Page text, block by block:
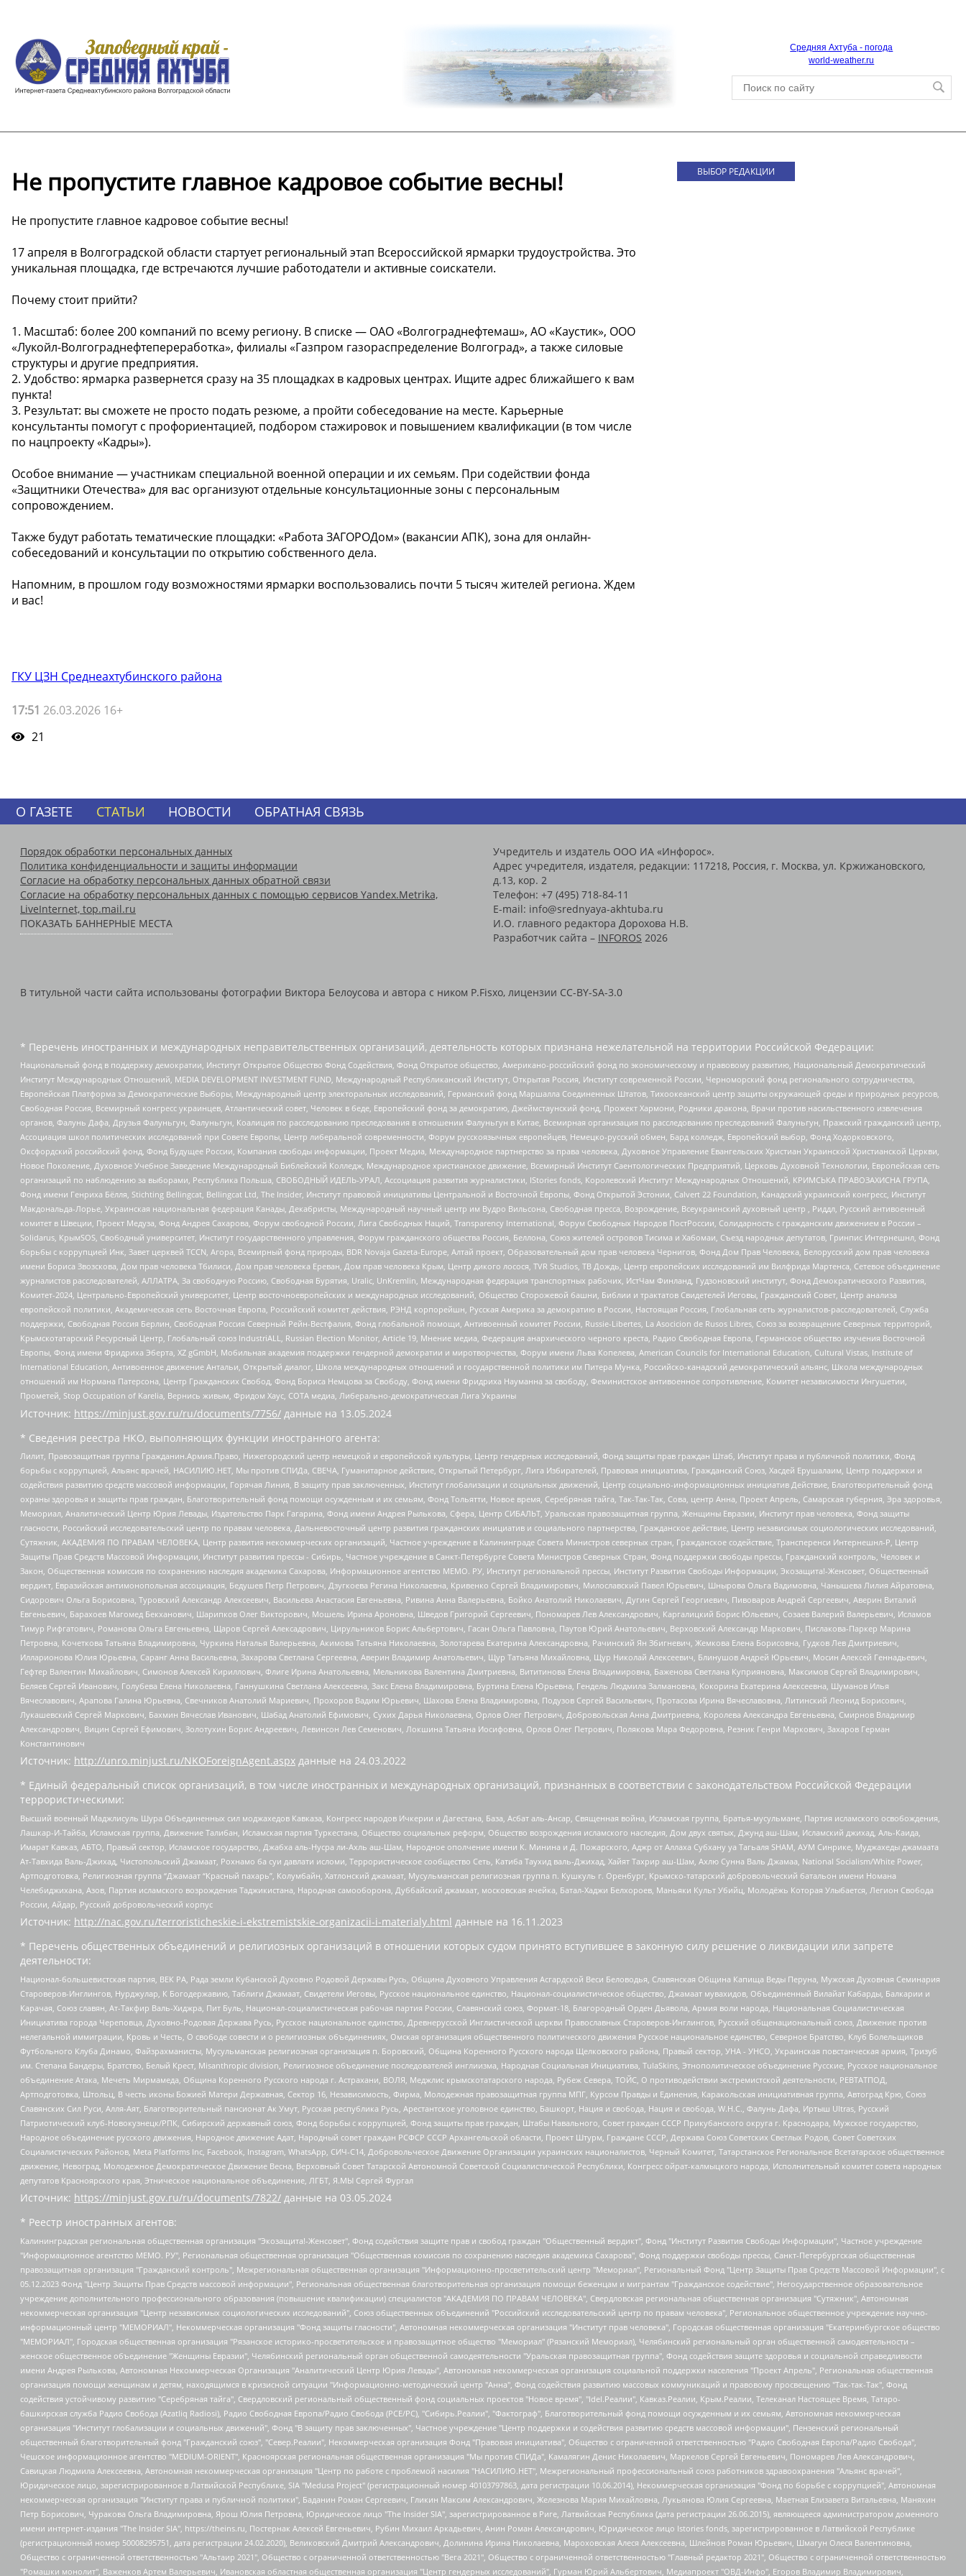
Средняя Ахтуба - погода
world-weather.ru
Не пропустите главное кадровое событие весны!
Не пропустите главное кадровое событие весны!
17 апреля в Волгоградской области стартует региональный этап Всероссийской ярмарки трудоустройства. Это
уникальная площадка, где встречаются лучшие работодатели и активные соискатели.
Почему стоит прийти?
1. Масштаб: более 200 компаний по всему региону. В списке — ОАО «Волгограднефтемаш», АО «Каустик», ООО
«Лукойл-Волгограднефтепереработка», филиалы «Газпром газораспределение Волгоград», а также силовые
структуры и другие предприятия.
2. Удобство: ярмарка развернется сразу на 35 площадках в кадровых центрах. Ищите адрес ближайшего к вам
пункта!
3. Результат: вы сможете не просто подать резюме, а пройти собеседование на месте. Карьерные
консультанты помогут с профориентацией, подбором стажировок и повышением квалификации (в том числе
по нацпроекту «Кадры»).
Особое внимание — участникам специальной военной операции и их семьям. При содействии фонда
«Защитники Отечества» для вас организуют отдельные консультационные зоны с персональным
сопровождением.
Также будут работать тематические площадки: «Работа ЗАГОРОДом» (вакансии АПК), зона для онлайн-
собеседований и консультации по открытию собственного дела.
Напомним, в прошлом году возможностями ярмарки воспользовались почти 5 тысяч жителей региона. Ждем
и вас!
ГКУ ЦЗН Среднеахтубинского района
17:51 26.03.2026 16+
21
ВЫБОР РЕДАКЦИИ
О ГАЗЕТЕ СТАТЬИ НОВОСТИ ОБРАТНАЯ СВЯЗЬ
Порядок обработки персональных данных
Политика конфиденциальности и защиты информации
Согласие на обработку персональных данных обратной связи
Согласие на обработку персональных данных с помощью сервисов Yandex.Metrika,
LiveInternet, top.mail.ru
ПОКАЗАТЬ БАННЕРНЫЕ МЕСТА
Учредитель и издатель ООО ИА «Инфорос».
Адрес учредителя, издателя, редакции: 117218, Россия, г. Москва, ул. Кржижановского,
д.13, кор. 2
Телефон: +7 (495) 718-84-11
E-mail: info@srednyaya-akhtuba.ru
И.О. главного редактора Дорохова Н.В.
Разработчик сайта – INFOROS 2026
В титульной части сайта использованы фотографии Виктора Белоусова и автора с ником P.Fisxo, лицензии CC-BY-SA-3.0
* Перечень иностранных и международных неправительственных организаций, деятельность которых признана нежелательной на территории Российской Федерации:
Национальный фонд в поддержку демократии, Институт Открытое Общество Фонд Содействия, Фонд Открытое общество, Американо-российский фонд по экономическому и правовому развитию, Национальный Демократический
Институт Международных Отношений, MEDIA DEVELOPMENT INVESTMENT FUND, Международный Республиканский Институт, Открытая Россия, Институт современной России, Черноморский фонд регионального сотрудничества,
Европейская Платформа за Демократические Выборы, Международный центр электоральных исследований, Германский фонд Маршалла Соединенных Штатов, Тихоокеанский центр защиты окружающей среды и природных ресурсов,
Свободная Россия, Всемирный конгресс украинцев, Атлантический совет, Человек в беде, Европейский фонд за демократию, Джеймстаунский фонд, Прожект Хармони, Родники дракона, Врачи против насильственного извлечения
органов, Фалунь Дафа, Друзья Фалуньгун, Фалуньгун, Коалиция по расследованию преследования в отношении Фалуньгун в Китае, Всемирная организация по расследованию преследований Фалуньгун, Пражский гражданский центр,
Ассоциация школ политических исследований при Совете Европы, Центр либеральной современности, Форум русскоязычных европейцев, Немецко-русский обмен, Бард колледж, Европейский выбор, Фонд Ходорковского,
Оксфордский российский фонд, Фонд Будущее России, Компания свободы информации, Проект Медиа, Международное партнерство за права человека, Духовное Управление Евангельских Христиан Украинской Христианской Церкви,
Новое Поколение, Духовное Учебное Заведение Международный Библейский Колледж, Международное христианское движение, Всемирный Институт Саентологических Предприятий, Церковь Духовной Технологии, Европейская сеть
организаций по наблюдению за выборами, Республика Польша, СВОБОДНЫЙ ИДЕЛЬ-УРАЛ, Ассоциация развития журналистики, IStories fonds, Королевский Институт Международных Отношений, КРИМСЬКА ПРАВОЗАХИСНА ГРУПА,
Фонд имени Генриха Бёлля, Stichting Bellingcat, Bellingcat Ltd, The Insider, Институт правовой инициативы Центральной и Восточной Европы, Фонд Открытой Эстонии, Calvert 22 Foundation, Канадский украинский конгресс, Институт
Макдональда-Лорье, Украинская национальная федерация Канады, Декабристы, Международный научный центр им Вудро Вильсона, Свободная пресса, Возрождение, Всеукраинский духовный центр , Риддл, Русский антивоенный
комитет в Швеции, Проект Медуза, Фонд Андрея Сахарова, Форум свободной России, Лига Свободных Наций, Transparеncy International, Форум Свободных Народов ПостРоссии, Солидарность с гражданским движением в России –
Solidarus, КрымSOS, Свободный университет, Институт государственного управления, Форум гражданского общества Россия, Беллона, Союз жителей островов Тисима и Хабомаи, Съезд народных депутатов, Гринпис Интернешнл, Фонд
борьбы с коррупцией Инк, Завет церквей TCCN, Агора, Всемирный фонд природы, BDR Novaja Gazeta-Europe, Алтай проект, Образовательный дом прав человека Чернигов, Фонд Дом Прав Человека, Белорусский дом прав человека
имени Бориса Звозскова, Дом прав человека Тбилиси, Дом прав человека Ереван, Дом прав человека Крым, Центр дикого лосося, TVR Studios, ТВ Дождь, Центр европейских исследований им Вилфрида Мартенса, Сетевое объединение
журналистов расследователей, АЛЛАТРА, За свободную Россию, Свободная Бурятия, Uralic, UnKremlin, Международная федерация транспортных рабочих, ИстЧам Финланд, Гудзоновский институт, Фонд Демократического Развития,
Комитет-2024, Центрально-Европейский университет, Центр восточноевропейских и международных исследований, Общество Сторожевой башни, Библии и трактатов Свидетелей Иеговы, Гражданский Совет, Центр анализа
европейской политики, Академическая сеть Восточная Европа, Российский комитет действия, РЭНД корпорейшн, Русская Америка за демократию в России, Настоящая Россия, Глобальная сеть журналистов-расследователей, Служба
поддержки, Свободная Россия Берлин, Свободная Россия Северный Рейн-Вестфалия, Фонд глобальной помощи, Антивоенный комитет России, Russie-Libertes, La Asocicion de Rusos Libres, Союз за возвращение Северных территорий,
Крымскотатарский Ресурсный Центр, Глобальный союз IndustriALL, Russian Election Monitor, Article 19, Мнение медиа, Федерация анархического черного креста, Радио Свободная Европа, Германское общество изучения Восточной
Европы, Фонд имени Фридриха Эберта, XZ gGmbH, Мобильная академия поддержки гендерной демократии и миротворчества, Форум имени Льва Копелева, American Councils for International Education, Cultural Vistas, Institute of
International Education, Антивоенное движение Антальи, Открытый диалог, Школа международных отношений и государственной политики им Питера Мунка, Российско-канадский демократический альянс, Школа международных
отношений им Нормана Патерсона, Центр Гражданских Свобод, Фонд Бориса Немцова за Свободу, Фонд имени Фридриха Науманна за свободу, Феминистское антивоенное сопротивление, Комитет независимости Ингушетии,
Прометей, Stop Occupation of Karelia, Вернись живым, Фридом Хаус, СОТА медиа, Либерально-демократическая Лига Украины
Источник: https://minjust.gov.ru/ru/documents/7756/ данные на 13.05.2024
* Сведения реестра НКО, выполняющих функции иностранного агента:
Лилит, Правозащитная группа Гражданин.Армия.Право, Нижегородский центр немецкой и европейской культуры, Центр гендерных исследований, Фонд защиты прав граждан Штаб, Институт права и публичной политики, Фонд
борьбы с коррупцией, Альянс врачей, НАСИЛИЮ.НЕТ, Мы против СПИДа, СВЕЧА, Гуманитарное действие, Открытый Петербург, Лига Избирателей, Правовая инициатива, Гражданский Союз, Хасдей Ерушалаим, Центр поддержки и
содействия развитию средств массовой информации, Горячая Линия, В защиту прав заключенных, Институт глобализации и социальных движений, Центр социально-информационных инициатив Действие, Благотворительный фонд
охраны здоровья и защиты прав граждан, Благотворительный фонд помощи осужденным и их семьям, Фонд Тольятти, Новое время, Серебряная тайга, Так-Так-Так, Сова, центр Анна, Проект Апрель, Самарская губерния, Эра здоровья,
Мемориал, Аналитический Центр Юрия Левады, Издательство Парк Гагарина, Фонд имени Андрея Рылькова, Сфера, Центр СИБАЛЬТ, Уральская правозащитная группа, Женщины Евразии, Институт прав человека, Фонд защиты
гласности, Российский исследовательский центр по правам человека, Дальневосточный центр развития гражданских инициатив и социального партнерства, Гражданское действие, Центр независимых социологических исследований,
Сутяжник, АКАДЕМИЯ ПО ПРАВАМ ЧЕЛОВЕКА, Центр развития некоммерческих организаций, Частное учреждение в Калининграде Совета Министров северных стран, Гражданское содействие, Трансперенси Интернешнл-Р, Центр
Защиты Прав Средств Массовой Информации, Институт развития прессы - Сибирь, Частное учреждение в Санкт-Петербурге Совета Министров Северных Стран, Фонд поддержки свободы прессы, Гражданский контроль, Человек и
Закон, Общественная комиссия по сохранению наследия академика Сахарова, Информационное агентство МЕМО. РУ, Институт региональной прессы, Институт Развития Свободы Информации, Экозащита!-Женсовет, Общественный
вердикт, Евразийская антимонопольная ассоциация, Бедушев Петр Петрович, Дзугкоева Регина Николаевна, Кривенко Сергей Владимирович, Милославский Павел Юрьевич, Шнырова Ольга Вадимовна, Чанышева Лилия Айратовна,
Сидорович Ольга Борисовна, Туровский Александр Алексеевич, Васильева Анастасия Евгеньевна, Ривина Анна Валерьевна, Бойко Анатолий Николаевич, Дугин Сергей Георгиевич, Пивоваров Андрей Сергеевич, Аверин Виталий
Евгеньевич, Барахоев Магомед Бекханович, Шарипков Олег Викторович, Мошель Ирина Ароновна, Шведов Григорий Сергеевич, Пономарев Лев Александрович, Каргалицкий Борис Юльевич, Созаев Валерий Валерьевич, Исламов
Тимур Рифгатович, Романова Ольга Евгеньевна, Щаров Сергей Алексадрович, Цирульников Борис Альбертович, Гасан Ольга Павловна, Паутов Юрий Анатольевич, Верховский Александр Маркович, Пислакова-Паркер Марина
Петровна, Кочеткова Татьяна Владимировна, Чуркина Наталья Валерьевна, Акимова Татьяна Николаевна, Золотарева Екатерина Александровна, Рачинский Ян Збигневич, Жемкова Елена Борисовна, Гудков Лев Дмитриевич,
Илларионова Юлия Юрьевна, Саранг Анна Васильевна, Захарова Светлана Сергеевна, Аверин Владимир Анатольевич, Щур Татьяна Михайловна, Щур Николай Алексеевич, Блинушов Андрей Юрьевич, Мосин Алексей Геннадьевич,
Гефтер Валентин Михайлович, Симонов Алексей Кириллович, Флиге Ирина Анатольевна, Мельникова Валентина Дмитриевна, Вититинова Елена Владимировна, Баженова Светлана Куприяновна, Максимов Сергей Владимирович,
Беляев Сергей Иванович, Голубева Елена Николаевна, Ганнушкина Светлана Алексеевна, Закс Елена Владимировна, Буртина Елена Юрьевна, Гендель Людмила Залмановна, Кокорина Екатерина Алексеевна, Шуманов Илья
Вячеславович, Арапова Галина Юрьевна, Свечников Анатолий Мариевич, Прохоров Вадим Юрьевич, Шахова Елена Владимировна, Подузов Сергей Васильевич, Протасова Ирина Вячеславовна, Литинский Леонид Борисович,
Лукашевский Сергей Маркович, Бахмин Вячеслав Иванович, Шабад Анатолий Ефимович, Сухих Дарья Николаевна, Орлов Олег Петрович, Добровольская Анна Дмитриевна, Королева Александра Евгеньевна, Смирнов Владимир
Александрович, Вицин Сергей Ефимович, Золотухин Борис Андреевич, Левинсон Лев Семенович, Локшина Татьяна Иосифовна, Орлов Олег Петрович, Полякова Мара Федоровна, Резник Генри Маркович, Захаров Герман
Константинович
Источник: http://unro.minjust.ru/NKOForeignAgent.aspx данные на 24.03.2022
* Единый федеральный список организаций, в том числе иностранных и международных организаций, признанных в соответствии с законодательством Российской Федерации
террористическими:
Высший военный Маджлисуль Шура Объединенных сил моджахедов Кавказа, Конгресс народов Ичкерии и Дагестана, База, Асбат аль-Ансар, Священная война, Исламская группа, Братья-мусульмане, Партия исламского освобождения,
Лашкар-И-Тайба, Исламская группа, Движение Талибан, Исламская партия Туркестана, Общество социальных реформ, Общество возрождения исламского наследия, Дом двух святых, Джунд аш-Шам, Исламский джихад, Аль-Каида,
Имарат Кавказ, АБТО, Правый сектор, Исламское государство, Джабха аль-Нусра ли-Ахль аш-Шам, Народное ополчение имени К. Минина и Д. Пожарского, Аджр от Аллаха Субхану уа Тагьаля SHAM, АУМ Синрике, Муджахеды джамаата
Ат-Тавхида Валь-Джихад, Чистопольский Джамаат, Рохнамо ба суи давлати исломи, Террористическое сообщество Сеть, Катиба Таухид валь-Джихад, Хайят Тахрир аш-Шам, Ахлю Сунна Валь Джамаа, National Socialism/White Power,
Артподготовка, Религиозная группа “Джамаат “Красный пахарь”, Колумбайн, Хатлонский джамаат, Мусульманская религиозная группа п. Кушкуль г. Оренбург, Крымско-татарский добровольческий батальон имени Номана
Челебиджихана, Азов, Партия исламского возрождения Таджикистана, Народная самооборона, Дуббайский джамаат, московская ячейка, Батал-Хаджи Белхороев, Маньяки Культ Убийц, Молодёжь Которая Улыбается, Легион Свобода
России, Айдар, Русский добровольческий корпус
Источник: http://nac.gov.ru/terroristicheskie-i-ekstremistskie-organizacii-i-materialy.html данные на 16.11.2023
* Перечень общественных объединений и религиозных организаций в отношении которых судом принято вступившее в законную силу решение о ликвидации или запрете
деятельности:
Национал-большевистская партия, ВЕК РА, Рада земли Кубанской Духовно Родовой Державы Русь, Община Духовного Управления Асгардской Веси Беловодья, Славянская Община Капища Веды Перуна, Мужская Духовная Семинария
Староверов-Инглингов, Нурджулар, К Богодержавию, Таблиги Джамаат, Свидетели Иеговы, Русское национальное единство, Национал-социалистическое общество, Джамаат мувахидов, Объединенный Вилайат Кабарды, Балкарии и
Карачая, Союз славян, Ат-Такфир Валь-Хиджра, Пит Буль, Национал-социалистическая рабочая партия России, Славянский союз, Формат-18, Благородный Орден Дьявола, Армия воли народа, Национальная Социалистическая
Инициатива города Череповца, Духовно-Родовая Держава Русь, Русское национальное единство, Древнерусской Инглистической церкви Православных Староверов-Инглингов, Русский общенациональный союз, Движение против
нелегальной иммиграции, Кровь и Честь, О свободе совести и о религиозных объединениях, Омская организация общественного политического движения Русское национальное единство, Северное Братство, Клуб Болельщиков
Футбольного Клуба Динамо, Файзрахманисты, Мусульманская религиозная организация п. Боровский, Община Коренного Русского народа Щелковского района, Правый сектор, УНА - УНСО, Украинская повстанческая армия, Тризуб
им. Степана Бандеры, Братство, Белый Крест, Misanthropic division, Религиозное объединение последователей инглиизма, Народная Социальная Инициатива, TulaSkins, Этнополитическое объединение Русские, Русское национальное
объединение Атака, Мечеть Мирмамеда, Община Коренного Русского народа г. Астрахани, ВОЛЯ, Меджлис крымскотатарского народа, Рубеж Севера, ТОЙС, О противодействии экстремистской деятельности, РЕВТАТПОД,
Артподготовка, Штольц, В честь иконы Божией Матери Державная, Сектор 16, Независимость, Фирма, Молодежная правозащитная группа МПГ, Курсом Правды и Единения, Каракольская инициативная группа, Автоград Крю, Союз
Славянских Сил Руси, Алля-Аят, Благотворительный пансионат Ак Умут, Русская республика Русь, Арестантское уголовное единство, Башкорт, Нация и свобода, Нация и свобода, W.H.С., Фалунь Дафа, Иртыш Ultras, Русский
Патриотический клуб-Новокузнецк/РПК, Сибирский державный союз, Фонд борьбы с коррупцией, Фонд защиты прав граждан, Штабы Навального, Совет граждан СССР Прикубанского округа г. Краснодара, Мужское государство,
Народное объединение русского движения, Народное движение Адат, Народный совет граждан РСФСР СССР Архангельской области, Проект Штурм, Граждане СССР, Держава Союз Советских Светлых Родов, Совет Советских
Социалистических Районов, Meta Platforms Inc, Facebook, Instagram, WhatsApp, СИЧ-С14, Добровольческое Движение Организации украинских националистов, Черный Комитет, Татарстанское Региональное Всетатарское общественное
движение, Невоград, Молодежное Демократическое Движение Весна, Верховный Совет Татарской Автономной Советской Социалистической Республики, Конгресс ойрат-калмыцкого народа, Исполнительный комитет совета народных
депутатов Красноярского края, Этническое национальное объединение, ЛГБТ, Я.МЫ Сергей Фургал
Источник: https://minjust.gov.ru/ru/documents/7822/ данные на 03.05.2024
* Реестр иностранных агентов:
Калининградская региональная общественная организация "Экозащита!-Женсовет", Фонд содействия защите прав и свобод граждан "Общественный вердикт", Фонд "Институт Развития Свободы Информации", Частное учреждение "Информационное агентство МЕМО. РУ", Региональная общественная организация "Общественная комиссия по сохранению наследия академика Сахарова", Фонд поддержки свободы прессы, Санкт-Петербургская общественная правозащитная организация "Гражданский контроль", Межрегиональная общественная организация "Информационно-просветительский центр "Мемориал", Региональный Фонд "Центр Защиты Прав Средств Массовой Информации", с 05.12.2023 Фонд "Центр Защиты Прав Средств массовой информации", Региональная общественная благотворительная организация помощи беженцам и мигрантам "Гражданское содействие", Негосударственное образовательное учреждение дополнительного профессионального образования (повышение квалификации) специалистов "АКАДЕМИЯ ПО ПРАВАМ ЧЕЛОВЕКА", Свердловская региональная общественная организация "Сутяжник", Автономная некоммерческая организация "Центр независимых социологических исследований", Союз общественных объединений "Российский исследовательский центр по правам человека", Региональное общественное учреждение научно-информационный центр "МЕМОРИАЛ", Некоммерческая организация "Фонд защиты гласности", Автономная некоммерческая организация "Институт прав человека", Городская общественная организация "Екатеринбургское общество "МЕМОРИАЛ", Городская общественная организация "Рязанское историко-просветительское и правозащитное общество "Мемориал" (Рязанский Мемориал), Челябинский региональный орган общественной самодеятельности – женское общественное объединение "Женщины Евразии", Челябинский региональный орган общественной самодеятельности "Уральская правозащитная группа", Фонд содействия защите здоровья и социальной справедливости имени Андрея Рылькова, Автономная Некоммерческая Организация "Аналитический Центр Юрия Левады", Автономная некоммерческая организация социальной поддержки населения "Проект Апрель", Региональная общественная организация помощи женщинам и детям, находящимся в кризисной ситуации "Информационно-методический центр "Анна", Фонд содействия развитию массовых коммуникаций и правовому просвещению "Так-так-Так", Фонд содействия устойчивому развитию "Серебряная тайга", Свердловский региональный общественный фонд социальных проектов "Новое время", "Idel.Реалии", Кавказ.Реалии, Крым.Реалии, Телеканал Настоящее Время, Татаро-башкирская служба Радио Свобода (Azatliq Radiosi), Радио Свободная Европа/Радио Свобода (PCE/PC), "Сибирь.Реалии", "Фактограф", Благотворительный фонд помощи осужденным и их семьям, Автономная некоммерческая организация "Институт глобализации и социальных движений", Фонд "В защиту прав заключенных", Частное учреждение "Центр поддержки и содействия развитию средств массовой информации", Пензенский региональный общественный благотворительный фонд "Гражданский союз", "Север.Реалии", Некоммерческая организация Фонд "Правовая инициатива", Общество с ограниченной ответственностью "Радио Свободная Европа/Радио Свобода", Чешское информационное агентство "MEDIUM-ORIENT", Красноярская региональная общественная организация "Мы против СПИДа", Камалягин Денис Николаевич, Маркелов Сергей Евгеньевич, Пономарев Лев Александрович, Савицкая Людмила Алексеевна, Автономная некоммерческая организация "Центр по работе с проблемой насилия "НАСИЛИЮ.НЕТ", Межрегиональный профессиональный союз работников здравоохранения "Альянс врачей", Юридическое лицо, зарегистрированное в Латвийской Республике, SIA "Medusa Project" (регистрационный номер 40103797863, дата регистрации 10.06.2014), Некоммерческая организация "Фонд по борьбе с коррупцией", Автономная некоммерческая организация "Институт права и публичной политики", Баданин Роман Сергеевич, Гликин Максим Александрович, Железнова Мария Михайловна, Лукьянова Юлия Сергеевна, Маетная Елизавета Витальевна, Маняхин Петр Борисович, Чуракова Ольга Владимировна, Ярош Юлия Петровна, Юридическое лицо "The Insider SIA", зарегистрированное в Риге, Латвийская Республика (дата регистрации 26.06.2015), являющееся администратором доменного имени интернет-издания "The Insider SIA", https://theins.ru, Постернак Алексей Евгеньевич, Рубин Михаил Аркадьевич, Анин Роман Александрович, Юридическое лицо Istories fonds, зарегистрированное в Латвийской Республике (регистрационный номер 50008295751, дата регистрации 24.02.2020), Великовский Дмитрий Александрович, Долинина Ирина Николаевна, Мароховская Алеся Алексеевна, Шлейнов Роман Юрьевич, Шмагун Олеся Валентиновна, Общество с ограниченной ответственностью "Альтаир 2021", Общество с ограниченной ответственностью "Вега 2021", Общество с ограниченной ответственностью "Главный редактор 2021", Общество с ограниченной ответственностью "Ромашки монолит", Важенков Артем Валерьевич, Ивановская областная общественная организация "Центр гендерных исследований", Гурман Юрий Альбертович, Медиапроект "ОВД-Инфо", Егоров Владимир Владимирович, Жилинский Владимир Александрович, Общество с ограниченной ответственностью "ЗП", Иванова София Юрьевна, Карезина Инна Павловна, Кильтау Екатерина Викторовна, Петров Алексей Викторович, Пискунов Сергей Евгеньевич, Смирнов Сергей Сергеевич, Тихонов Михаил Сергеевич, Общество с ограниченной ответственностью "ЖУРНАЛИСТ-ИНОСТРАННЫЙ АГЕНТ", Арапова Галина Юрьевна, Вольтская Татьяна Анатольевна, Американская компания "Mason G.E.S. Anonymous Foundation" (США), являющаяся владельцем интернет-издания https://mnews.world/, Компания "Stichting Bellingcat", зарегистрированная в Нидерландах (дата регистрации 11.07.2018), Захаров Андрей Вячеславович, Клепиковская Екатерина Дмитриевна, Общество с ограниченной ответственностью "МЕМО", Перл Роман Александрович, Симонов Евгений Алексеевич, Соловьева Елена Анатольевна, Сотников Даниил Владимирович, Сурначева Елизавета Дмитриевна, Автономная некоммерческая организация по защите прав человека и информированию населения "Якутия – Наше Мнение", Общество с ограниченной ответственностью "Москоу диджитал медиа", с 26.01.2023 Общество с ограниченной ответственностью "Чайка Белые сады", Ветошкина Валерия Валерьевна, Заговора Максим Александрович, Межрегиональное общественное движение "Российская ЛГБТ - сеть", Оленичев Максим Владимирович, Павлов Иван Юрьевич, Скворцова Елена Сергеевна, Общество с ограниченной ответственностью "Как бы инагент", Кочетков Игорь Викторович, Общество с ограниченной ответственностью "Честные выборы", Еланчик Олег Александрович, Общество с ограниченной ответственностью "Нобелевский призыв", Гималова Регина Эмилевна, Григорьев Андрей Валерьевич, Григорьева Алина Александровна, Ассоциация по содействию защите прав призывников, альтернативнослужащих и военнослужащих "Правозащитная группа "Гражданин.Армия.Право", Хисамова Регина Фаритовна, Автономная некоммерческая организация по реализации социально-правовых программ "Лилит", Дальневосточное общественное движение "Маяк", Санкт-Петербургская ЛГБТ-инициативная группа "Выход", Инициативная группа ЛГБТ+ "Реверс", Алексеев Андрей Викторович, Бекбулатова Таисия Львовна, Беляев Иван Михайлович, Владыкина Елена Сергеевна, Гельман Марат Александрович, Никульшина Вероника Юрьевна, Толоконникова Надежда Андреевна, Шендерович Виктор Анатольевич, Общество с ограниченной ответственностью "Данное сообщение", Общество с ограниченной ответственностью Издательский дом "Новая глава", Айнбиндер Александра Александровна, Московский комьюнити-центр для ЛГБТ+инициатив, Благотворительный фонд развития филантропии, Deutsche Welle (Германия, Kurt-Schumacher-Strasse 3, 53113 Bonn), Борзунова Мария Михайловна, Воробьев Виктор Викторович, Голубева Анна Львовна, Константинова Алла Михайловна, Малкова Ирина Владимировна, Мурадов Мурад Абдулгалимович, Осетинская Елизавета Николаевна, Понасенков Евгений Николаевич, Ганапольский Матвей Юрьевич, Киселев Евгений Алексеевич, Борухович Ирина Григорьевна, Дремин Иван Тимофеевич, Дубровский Дмитрий Викторович, Красноярская региональная общественная организация поддержки и развития альтернативных образовательных технологий и межкультурных коммуникаций "ИНТЕРРА", Маяковская Екатерина Алексеевна, Фейгин Марк Захарович, Филимонов Андрей Викторович, Дзугкоева Регина Николаевна, Доброхотов Роман Александрович, Дудь Юрий Александрович, Елкин Сергей Владимирович, Кругликов Кирилл Игоревич, Сабунаева Мария Леонидовна, Семенов Алексей Владимирович, Шаинян Карен Багратович, Шульман Екатерина Михайловна, Асафьев Артур Валерьевич, Вахштайн Виктор Семенович, Венедиктов Алексей Алексеевич, Лушникова Екатерина Евгеньевна, Волков Леонид Михайлович, Невзоров Александр Глебович, Пархоменко Сергей Борисович, Сироткин Ярослав Николаевич, Кара-Мурза Владимир Владимирович, Баранова Наталья Владимировна, Гозман Леонид Яковлевич, Кагарлицкий Борис Юльевич, Климарев Михаил Валерьевич, Милов Владимир Станиславович, Автономная некоммерческая организация Краснодарский центр современного искусства "Типография", Моргенштерн Алишер Тагирович, Соболь Любовь Эдуардовна, Общество с ограниченной ответственностью "ЛИЗА НОРМ", Каспаров Гарри Кимович, Ходорковский Михаил Борисович, Общество с ограниченной ответственностью "Апрельские тезисы", Данилович Ирина Брониславовна, Кашин Олег Владимирович, Петров Николай Владимирович, Пивоваров Алексей Владимирович, Соколов Михаил Владимирович, Цветкова Юлия Владимировна, Чичваркин Евгений Александрович, Комитет против пыток/Команда против пыток, Общество с ограниченной ответственностью "Первый научный", Общество с ограниченной ответственностью "Вертолет и ко", Белоцерковская Вероника Борисовна, Кац Максим Евгеньевич, Лазарева Татьяна Юрьевна, Шаведдинов Руслан Табризович, Яшин Илья Валерьевич, Общество с ограниченной ответственностью "Иноагент ААВ", Алешковский Дмитрий Петрович, Альбац Евгения Марковна, Быков Дмитрий Львович, Галямина Юлия Евгеньевна, Лойко Сергей Леонидович, Мартынов Кирилл Константинович, Медведев Сергей Александрович, Крашенинников Федор Геннадиевич, Гордеева Катерина Вл